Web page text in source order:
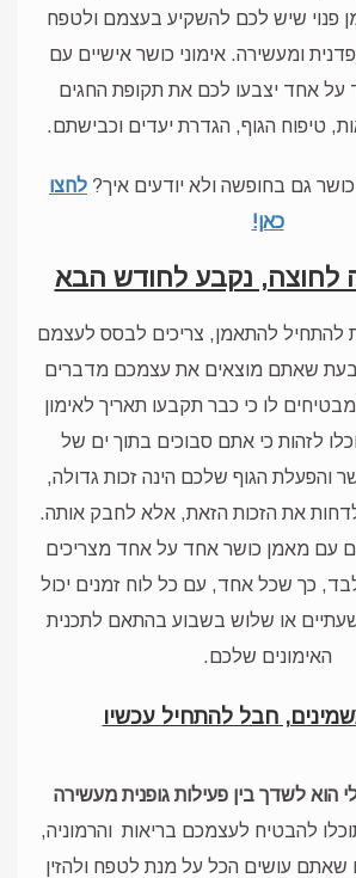
פנוי שיש לכם להשקיע בעצמם ולטפח
ומעשירה. אימוני כושר אישיים עם
על אחד יצבעו לכם את תקופת החגים
טיפוח הגוף, הגדרת יעדים וכבישתם.
גם בחופשה ולא יודעים איך? לחצו
כאן!
לחוצה, נקבע לחודש הבא
להתחיל להתאמן, צריכים לבסס לעצמם
בעת שאתם מוצאים את עצמכם מדברים
לו כי כבר תקבעו תאריך לאימון
לזהות כי אתם סבוכים בתוך ים של
והפעלת הגוף שלכם הינה זכות גדולה,
את הזכות הזאת, אלא לחבק אותה.
עם מאמן כושר אחד על אחד מצריכים
כך שכל אחד, עם כל לוח זמנים יכול
או שלוש בשבוע בהתאם לתכנית
האימונים שלכם.
חבל להתחיל עכשיו
הוא לשדך בין פעילות גופנית מעשירה
להבטיח לעצמכם בריאות והרמוניה,
שאתם עושים הכל על מנת לטפח ולהזין